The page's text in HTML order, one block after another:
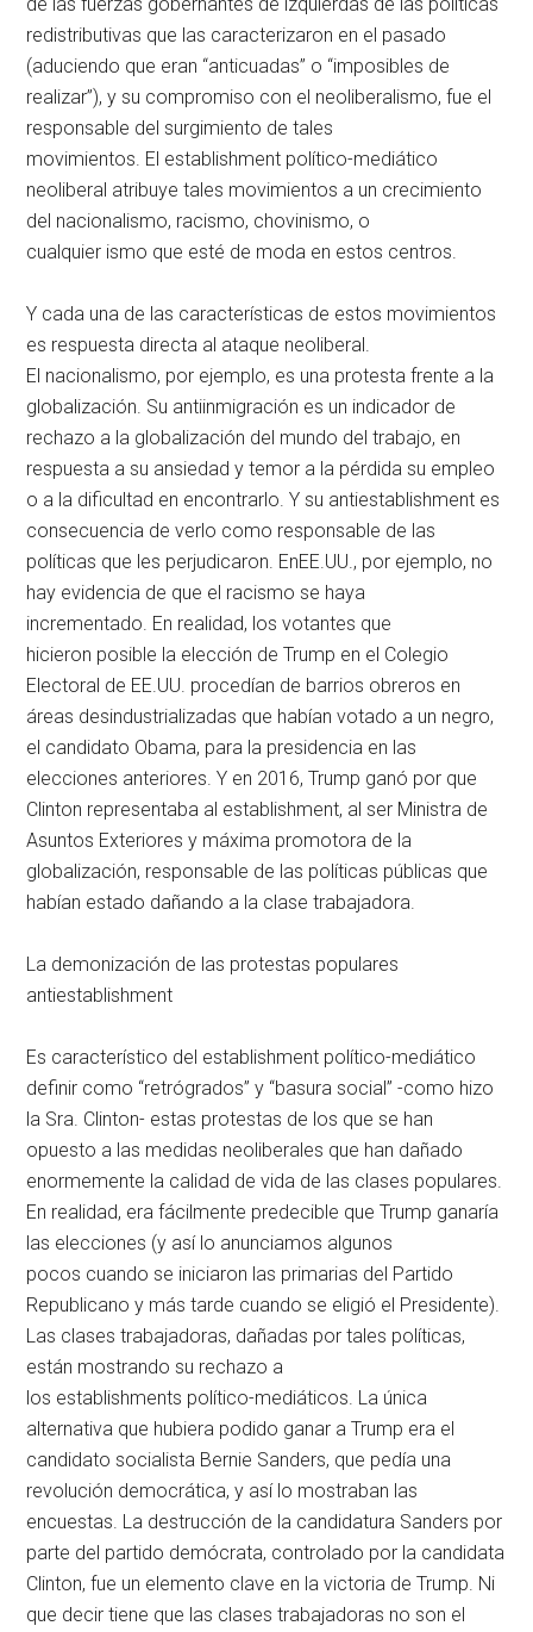
redistributivas que las caracterizaron en el pasado
(aduciendo que eran “anticuadas” o “imposibles de
realizar”), y su compromiso con el neoliberalismo, fue el
responsable del surgimiento de tales
movimientos. El establishment político-mediático
neoliberal atribuye tales movimientos a un crecimiento
del nacionalismo, racismo, chovinismo, o
cualquier ismo que esté de moda en estos centros.
Y cada una de las características de estos movimientos
es respuesta directa al ataque neoliberal.
El nacionalismo, por ejemplo, es una protesta frente a la
globalización. Su antiinmigración es un indicador de
rechazo a la globalización del mundo del trabajo, en
respuesta a su ansiedad y temor a la pérdida su empleo
o a la dificultad en encontrarlo. Y su antiestablishment es
consecuencia de verlo como responsable de las
políticas que les perjudicaron. EnEE.UU., por ejemplo, no
hay evidencia de que el racismo se haya
incrementado. En realidad, los votantes que
hicieron posible la elección de Trump en el Colegio
Electoral de EE.UU. procedían de barrios obreros en
áreas desindustrializadas que habían votado a un negro,
el candidato Obama, para la presidencia en las
elecciones anteriores. Y en 2016, Trump ganó por que
Clinton representaba al establishment, al ser Ministra de
Asuntos Exteriores y máxima promotora de la
globalización, responsable de las políticas públicas que
habían estado dañando a la clase trabajadora.
La demonización de las protestas populares
antiestablishment
Es característico del establishment político-mediático
definir como “retrógrados” y “basura social” -como hizo
la Sra. Clinton- estas protestas de los que se han
opuesto a las medidas neoliberales que han dañado
enormemente la calidad de vida de las clases populares.
En realidad, era fácilmente predecible que Trump ganaría
las elecciones (y así lo anunciamos algunos
pocos cuando se iniciaron las primarias del Partido
Republicano y más tarde cuando se eligió el Presidente).
Las clases trabajadoras, dañadas por tales políticas,
están mostrando su rechazo a
los establishments político-mediáticos. La única
alternativa que hubiera podido ganar a Trump era el
candidato socialista Bernie Sanders, que pedía una
revolución democrática, y así lo mostraban las
encuestas. La destrucción de la candidatura Sanders por
parte del partido demócrata, controlado por la candidata
Clinton, fue un elemento clave en la victoria de Trump. Ni
que decir tiene que las clases trabajadoras no son el